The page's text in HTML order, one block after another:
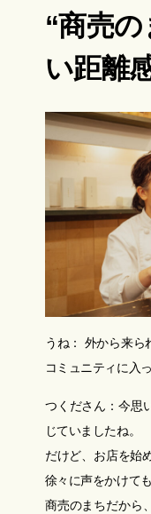
“商売の
い距離
うね： 外から来ら
コミュニティに入
つくださん：今思
じていましたね。
だけど、お店を始
徐々に声をかけて
商売のまちだから